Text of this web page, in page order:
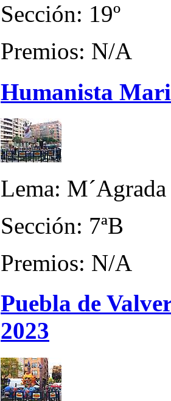
Sección: 19º
Premios: N/A
Humanista
Lema:
Sección: 7ªB
Premios: N/A
Puebla de
2023